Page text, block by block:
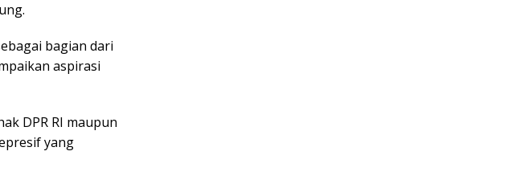
bagian dari
aspirasi
DPR RI maupun
yang